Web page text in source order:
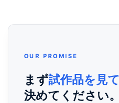
OUR PROMISE
まず試作品を見て
決めてください。